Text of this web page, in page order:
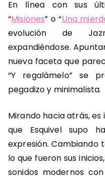
En línea con sus
“Misiones” o “Una
evolución de
expandiéndose.
nueva faceta que
“Y regalámelo” se
pegadizo y minimalista.
Mirando hacia atrás,
que Esquivel supo
expresión. Cambiando
lo que fueron sus
sonidos modernos